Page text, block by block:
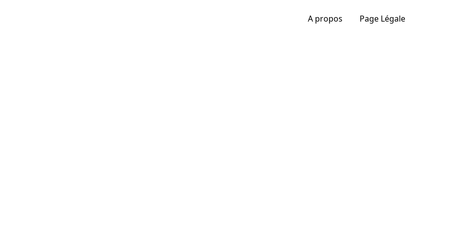
A propos Page Légale